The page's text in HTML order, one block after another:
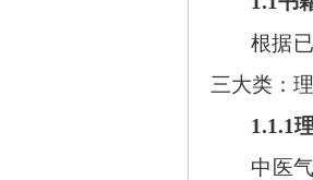
根据
三大类：
1.1.1
中医